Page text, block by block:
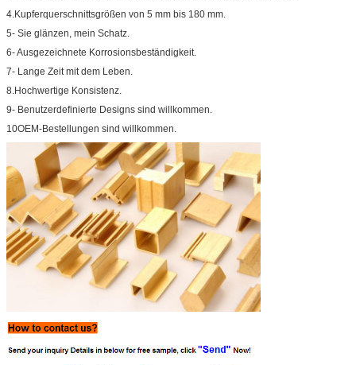
4.Kupferquerschnittsgrößen von 5 mm bis 180 mm.
5- Sie glänzen, mein Schatz.
6- Ausgezeichnete Korrosionsbeständigkeit.
7- Lange Zeit mit dem Leben.
8.Hochwertige Konsistenz.
9- Benutzerdefinierte Designs sind willkommen.
10OEM-Bestellungen sind willkommen.